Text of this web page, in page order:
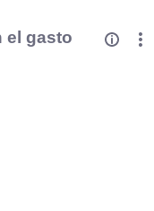
el gasto